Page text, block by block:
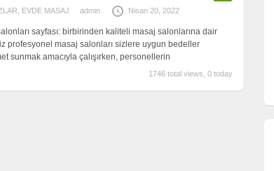
EVDE MASAJ admin Nisan 20, 2022
sayfası: birbirinden kaliteli masaj salonlarına dair
profesyonel masaj salonları sizlere uygun bedeller
sunmak amacıyla çalışırken, personellerin
1746 total views, 0 today